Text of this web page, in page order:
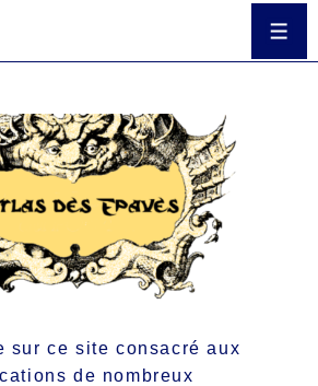
sur ce site consacré aux
de nombreux